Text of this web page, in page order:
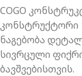
COGO
კონსტრუქტორი
ნაგებობა
სივრცული
ბავშვებისთვის.